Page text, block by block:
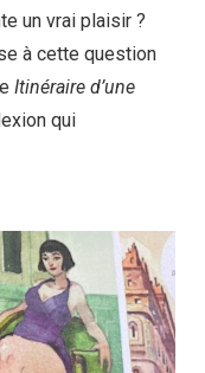
un vrai plaisir ?
à cette question
Itinéraire d’une
qui